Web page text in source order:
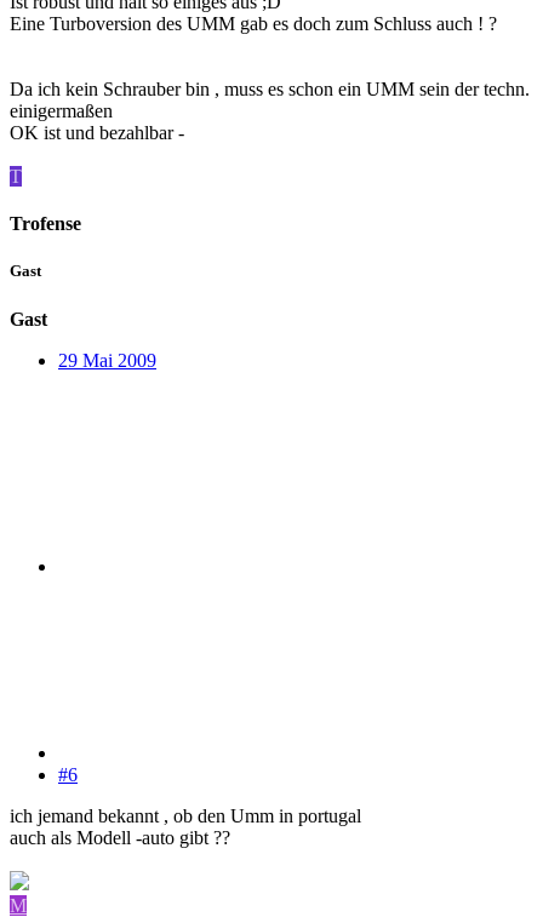
Eine Turboversion des UMM gab es doch zum Schluss auch ! ?
Da ich kein Schrauber bin , muss es schon ein UMM sein der techn.
einigermaßen
OK ist und bezahlbar -
T
Trofense
Gast
Gast
29 Mai 2009
#6
ich jemand bekannt , ob den Umm in portugal
auch als Modell -auto gibt ??
M